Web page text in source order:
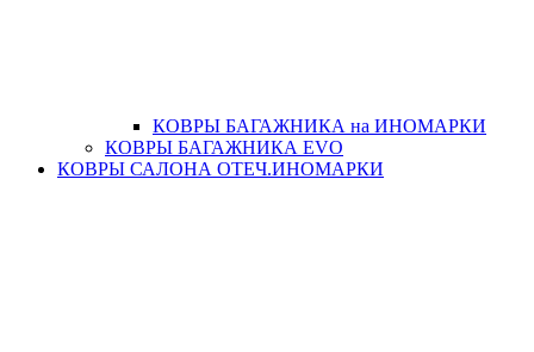
КОВРЫ БАГАЖНИКА на ИНОМАРКИ
КОВРЫ БАГАЖНИКА EVO
КОВРЫ САЛОНА ОТЕЧ.ИНОМАРКИ